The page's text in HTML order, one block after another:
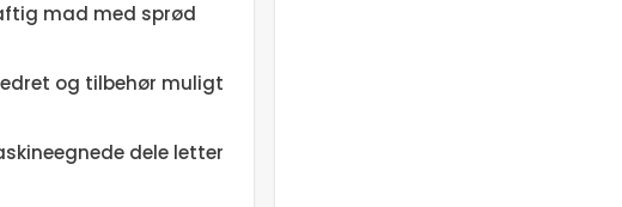
mad med sprød
og tilbehør muligt
dele letter